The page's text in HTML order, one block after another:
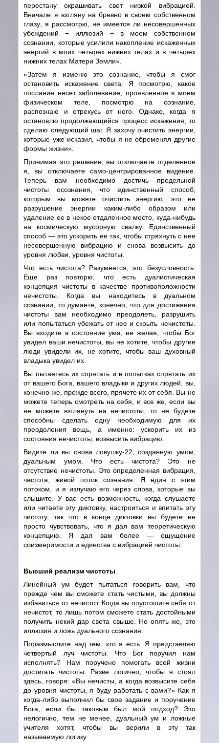
перестану окрашивать свет низкой вибрацией.
Вначале я взгляну на бревно в своем собственном
глазy , я рассмотрю, не имеется ли несовершенных
убеждений − иллюзий − в моем собственном
сознании, которые усилили накопление искаженных
энергий в моих четырех нижних телах и в четырех
нижних телах Матери Земли».
«Затем я изменю это сознание, чтобы я смог
остановить искажение света. Я посмотрю, какое
послание несет заболевание, проявленное в моем
физическом теле, посмотрю на сознание,
распознаю и отрекусь от него. Однако, когда я
остановлю продолжающийся процесс искажения, то
сделаю следующий шаг. Я захочу очистить энергии,
которые уже исказил, чтобы я не обременял другие
формы жизни».
Принимая это решение, вы отключаете отделенное
я, вы отключаете само-центрированное видение.
Теперь вам необходимо достичь предельной
чистоты осознания, что единственный способ,
которым вы можете очистить энергию, это не
разрушение энергии каким-либо образом или
удаление ее в некое отдаленное место, куда-нибудь
на космическую мусорную свалку. Единственный
способ — это ускорить ее так, чтобы стряхнуть с нее
несовершенную вибрацию и снова возвысить до
уровня любви, уровня чистоты.
Что есть чистота? Разумеется, это безусловность.
Еще раз повторю, что есть дуалистическая
концепция чистоты в качестве противоположности
нечистоты. Когда вы находитесь в дуальном
сознании, то думаете, конечно, что для достижения
чистоты вам необходимо преодолеть, разрушить
или попытаться убежать от нее и скрыть нечистоты.
Вы входите в состояние ума, не желая, чтобы Бог
увидел ваши нечистоты, вы не хотите, чтобы другие
люди увидели их, не хотите, чтобы ваш духовный
владыка увидел их.
Вы пытаетесь их спрятать и в попытках спрятать их
от вашего Бога, вашего владыки и других людей, вы,
конечно же, прежде всего, прячете их от себя. Вы не
можете теперь смотреть на себя, и все же, если вы
не можете взглянуть на нечистоты, то не будете
способны сделать одну необходимую для их
преодоления вещь, а именно: ускорить их из
состояния нечистоты, возвысить вибрацию.
Видите ли вы снова ловушку-22, созданную умом,
дуальным умом. Что есть чистота? Это не
отсутствие нечистоты. Это определенная вибрация,
частота, живой поток сознания. Я един с этим
потоком, и я излучаю его через слова, которые вы
слышите. У вас есть возможность, когда слушаете
или читаете эту диктовку, настроиться и впитать эту
чистоту, так что в конце диктовки вы будете не
просто чувствовать, что я дал вам теоретическую
концепцию. Я дал вам более — ощущение
соизмеримости и единства с вибрацией чистоты.
Высший реализм чистоты
Линейный ум будет пытаться говорить вам, что
прежде чем вы сможете стать чистыми, вы должны
избавиться от нечистот. Когда вы опустошите себя от
нечистот, то лишь потом сможете стать достойными
получить некий дар света свыше. Но опять же, это
иллюзия и ложь дуального сознания.
Поразмыслите над тем, кто я есть. Я представляю
четвертый луч чистоты. Что Бог поручил нам
исполнять? Нам поручено помогать всей жизни
достигать чистоты. Разве логично, чтобы я стоял
здесь, говоря: «Вы нечисты, а когда возвысите себя
до уровня чистоты, я буду работать с вами?» Как я
когда-либо выполнил бы свое задание и поручение
Бога, если бы таковым был мой подход? Это
нелогично, тем не менее, дуальный ум и ложные
учителя хотят, чтобы вы верили в эту так
называемую логику.